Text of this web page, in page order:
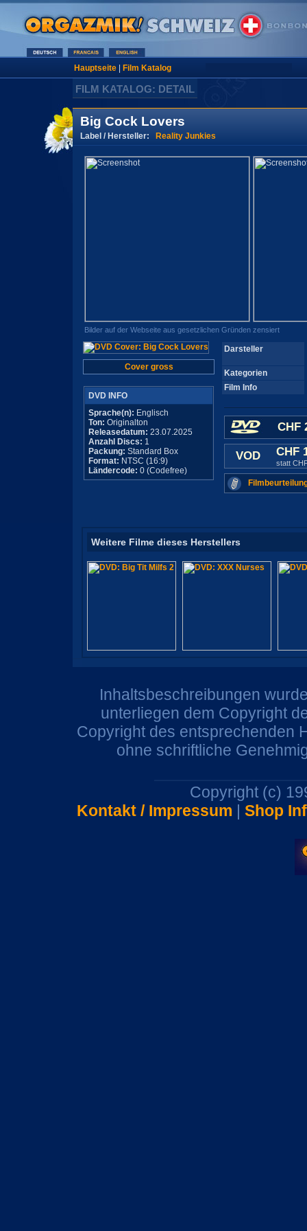
Hauptseite| Film Katalog
FILM KATALOG: DETAIL
Big Cock Lovers
Label / Hersteller: Reality Junkies
Bilder auf der Webseite aus gesetzlichen Gründen zensiert
Cover gross
DVD INFO
Sprache(n): Englisch
Ton: Originalton
Releasedatum: 23.07.2025
Anzahl Discs: 1
Packung: Standard Box
Format: NTSC (16:9)
Ländercode: 0 (Codefree)
Darsteller
Kategorien
Film Info
CHF
VOD CHF
statt
Weitere Filme dieses Herstellers
Inhaltsbeschreibungen
unterliegen dem Copyright
Copyright des entsprechenden
ohne schriftliche
Copyright (c)
Kontakt / Impressum | Shop